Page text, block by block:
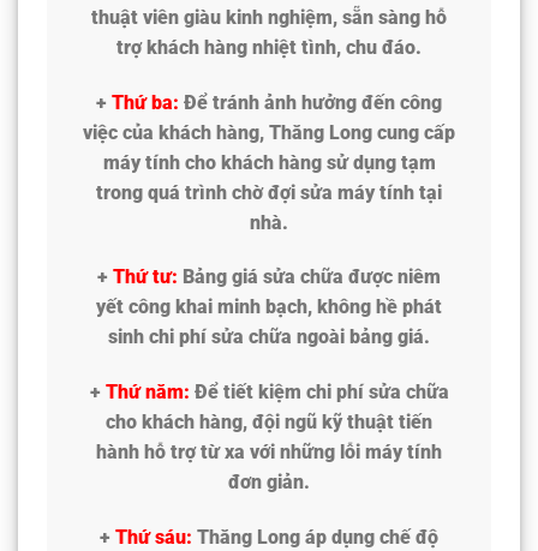
thuật viên giàu kinh nghiệm, sẵn sàng hỗ
trợ khách hàng nhiệt tình, chu đáo.
+ Thứ ba: Để tránh ảnh hưởng đến công
việc của khách hàng, Thăng Long cung cấp
máy tính cho khách hàng sử dụng tạm
trong quá trình chờ đợi sửa máy tính tại
nhà.
+ Thứ tư: Bảng giá sửa chữa được niêm
yết công khai minh bạch, không hề phát
sinh chi phí sửa chữa ngoài bảng giá.
+ Thứ năm: Để tiết kiệm chi phí sửa chữa
cho khách hàng, đội ngũ kỹ thuật tiến
hành hỗ trợ từ xa với những lỗi máy tính
đơn giản.
+ Thứ sáu: Thăng Long áp dụng chế độ